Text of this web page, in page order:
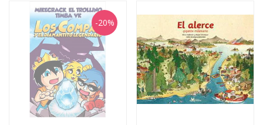
-20%